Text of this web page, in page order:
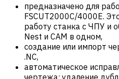
предназначено для
FSCUT2000С/4000E.
работу станка с ЧПУ и
Nest и CAM в одном,
создание или импорт
.NC,
автоматическое
чертежа: удаление